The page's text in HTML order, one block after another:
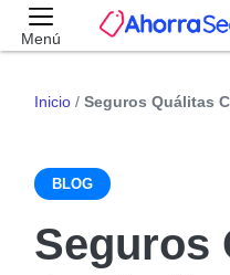
Menú
Inicio / Seguros Quálitas
BLOG
Seguros